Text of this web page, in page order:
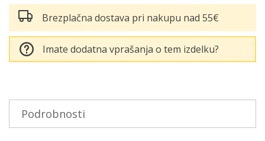
Brezplačna dostava pri nakupu nad 55€
Imate dodatna vprašanja o tem izdelku?
Podrobnosti